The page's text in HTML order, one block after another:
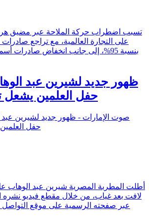
تسبب اضطراب حركة الملاحة عبر مضيق
على التجارة العالمية، مع تراجع
ظهور جديد لشيرين عبد
حفل العلمين يشعل
أطلت المطربة المصرية شيرين عبد الوهاب
لافت بعد غياب، من خلال مقطع فيديو نشره
عبر صفحته الرسمية على موقع